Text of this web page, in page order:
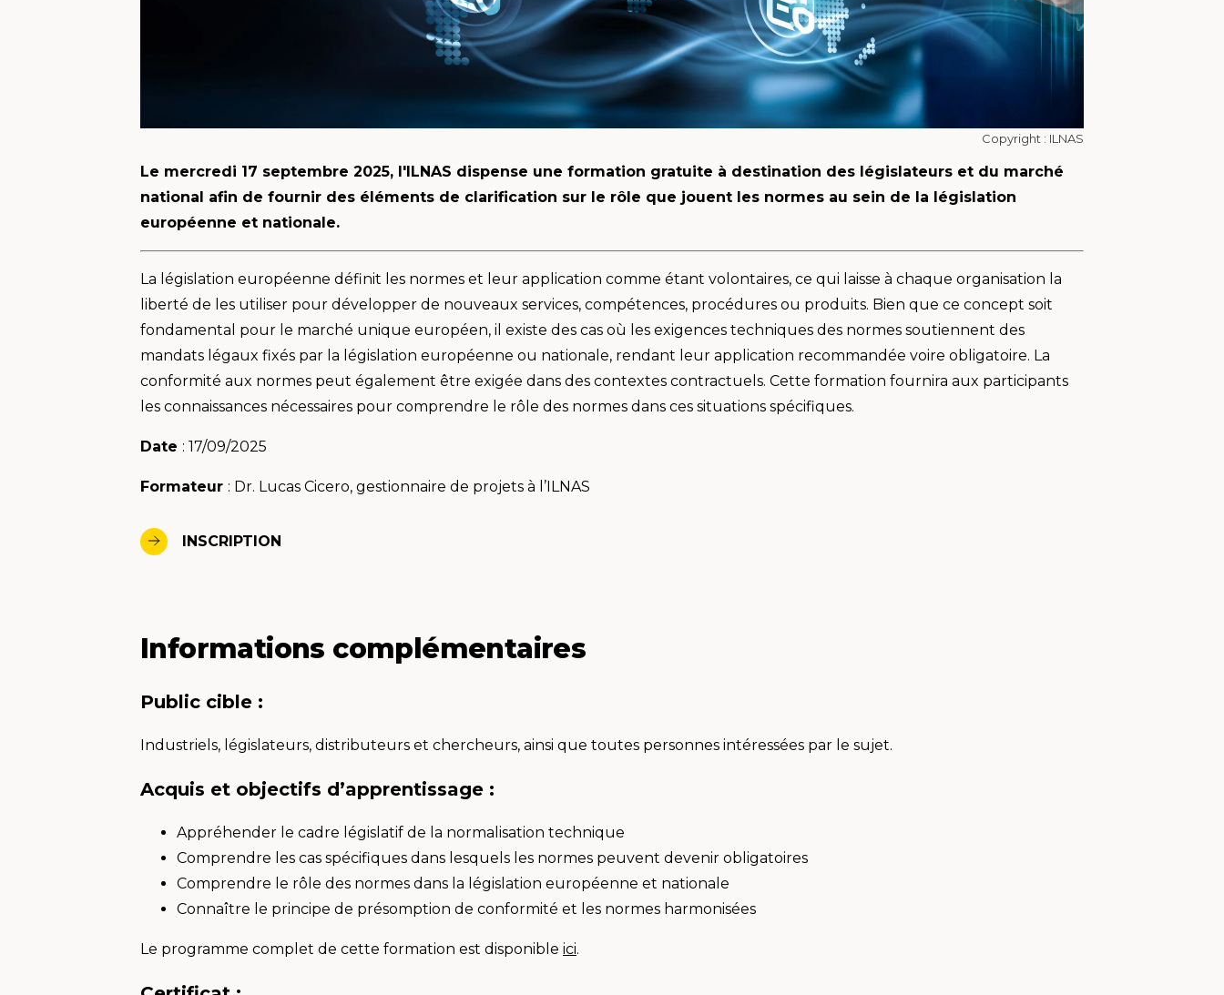
Copyright : ILNAS
Le mercredi 17 septembre 2025, l'ILNAS dispense une formation gratuite à destination des législateurs et du marché
national afin de fournir des éléments de clarification sur le rôle que jouent les normes au sein de la législation
européenne et nationale.
La législation européenne définit les normes et leur application comme étant volontaires, ce qui laisse à chaque organisation la
liberté de les utiliser pour développer de nouveaux services, compétences, procédures ou produits. Bien que ce concept soit
fondamental pour le marché unique européen, il existe des cas où les exigences techniques des normes soutiennent des
mandats légaux fixés par la législation européenne ou nationale, rendant leur application recommandée voire obligatoire. La
conformité aux normes peut également être exigée dans des contextes contractuels. Cette formation fournira aux participants
les connaissances nécessaires pour comprendre le rôle des normes dans ces situations spécifiques.
Date : 17/09/2025
Formateur : Dr. Lucas Cicero, gestionnaire de projets à l’ILNAS
INSCRIPTION
Informations complémentaires
Public cible :
Industriels, législateurs, distributeurs et chercheurs, ainsi que toutes personnes intéressées par le sujet.
Acquis et objectifs d’apprentissage :
Appréhender le cadre législatif de la normalisation technique
Comprendre les cas spécifiques dans lesquels les normes peuvent devenir obligatoires
Comprendre le rôle des normes dans la législation européenne et nationale
Connaître le principe de présomption de conformité et les normes harmonisées
Le programme complet de cette formation est disponible ici.